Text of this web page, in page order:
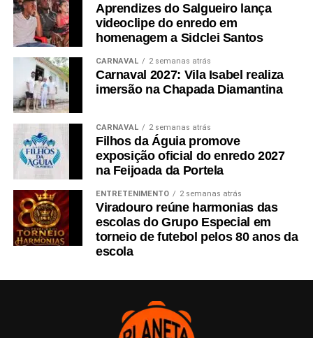
Aprendizes do Salgueiro lança
videoclipe do enredo em
homenagem a Sidclei Santos
CARNAVAL 2 semanas atrás
Carnaval 2027: Vila Isabel realiza
imersão na Chapada Diamantina
CARNAVAL 2 semanas atrás
Filhos da Águia promove
exposição oficial do enredo 2027
na Feijoada da Portela
ENTRETENIMENTO 2 semanas atrás
Viradouro reúne harmonias das
escolas do Grupo Especial em
torneio de futebol pelos 80 anos da
escola